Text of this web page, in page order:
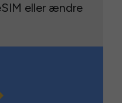
eller ændre